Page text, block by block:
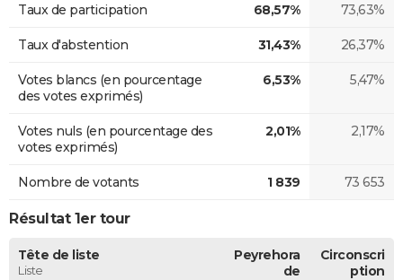
Taux de participation 68,57% 73,63%
Taux d'abstention 31,43% 26,37%
Votes blancs (en pourcentage
des votes exprimés)
6,53% 5,47%
Votes nuls (en pourcentage des
votes exprimés)
2,01% 2,17%
Nombre de votants 1 839 73 653
Résultat 1er tour
Tête de liste
Liste
Peyrehora
de
Circonscri
ption